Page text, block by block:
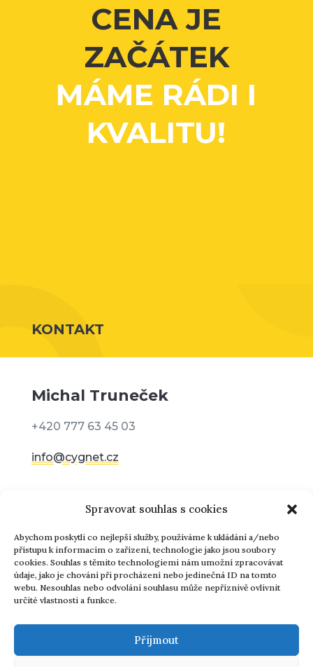
Spravovat souhlas s cookies
Abychom poskytli co nejlepší služby, používáme k ukládání a/nebo
přístupu k informacím o zařízení, technologie jako jsou soubory
cookies. Souhlas s těmito technologiemi nám umožní zpracovávat
údaje, jako je chování při procházení nebo jedinečná ID na tomto
webu. Nesouhlas nebo odvolání souhlasu může nepříznivě ovlivnit
určité vlastnosti a funkce.
Přijmout
CENA JE
ZAČÁTEK
MÁME RÁDI I
KVALITU!
KONTAKT
Michal Truneček
+420 777 63 45 03
info@cygnet.cz
Adresa
Myštice 35
388 01 Myštice
Cygnet Systems s.r.o.